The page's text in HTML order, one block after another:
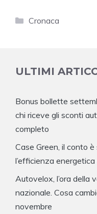
Categorie
Cronaca
ULTIMI
Bonus bollette
chi riceve gli sconti
completo
Case Green, il conto
l’efficienza
Autovelox, l’ora della
nazionale. Cosa
novembre